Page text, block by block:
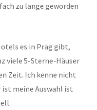
zu lange geworden
es in Prag gibt,
viele 5-Sterne-Häuser
Zeit. Ich kenne nicht
meine Auswahl ist